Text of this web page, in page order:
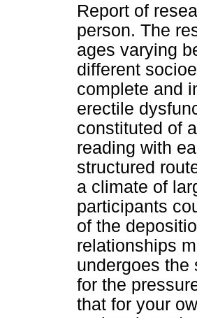
Report of
person. The
ages varying
different
complete and
erectile
constituted of
reading with
structured
a climate of
participants
of the
relationships
undergoes the
for the
that for your